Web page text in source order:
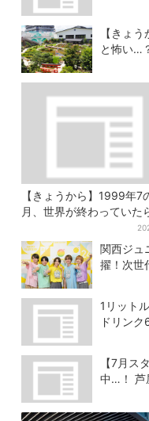
【きょ
と怖い…
【きょうから】1999年7
月、世界が終わっていた
約10万人動員のホラー展
阪へ
関西ジュ
擢！次世
1リット
ドリン
【7月ス
中…！ 芦